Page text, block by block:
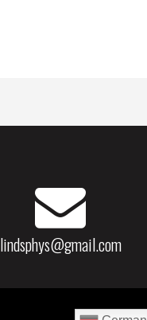
lindsphys@gmail.com